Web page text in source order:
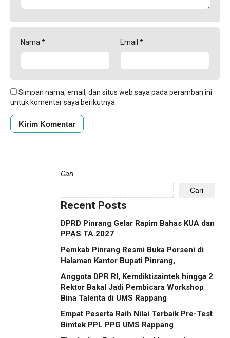
Nama * Email *
Simpan nama, email, dan situs web saya pada peramban ini
untuk komentar saya berikutnya.
Cari
Cari
Recent Posts
DPRD Pinrang Gelar Rapim Bahas KUA dan
PPAS TA.2027
Pemkab Pinrang Resmi Buka Porseni di
Halaman Kantor Bupati Pinrang,
Anggota DPR RI, Kemdiktisaintek hingga 2
Rektor Bakal Jadi Pembicara Workshop
Bina Talenta di UMS Rappang
Empat Peserta Raih Nilai Terbaik Pre-Test
Bimtek PPL PPG UMS Rappang